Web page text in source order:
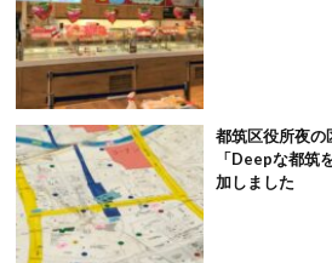
都筑区役所夜の
「Deepな都筑
加しました